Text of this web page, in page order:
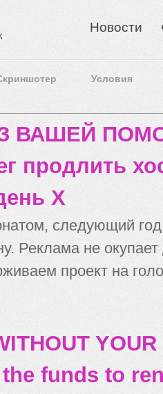
Новости
Условия
ВАШЕЙ
продлить
X
следующий
Реклама не
проект на
funds to